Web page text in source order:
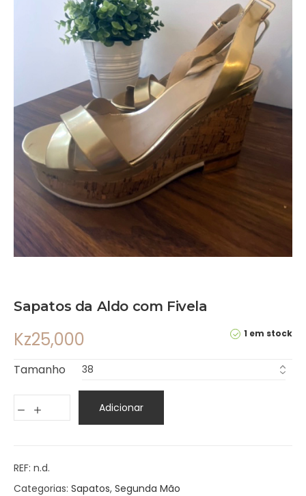
Sapatos da Aldo com Fivela
1 em stock
Kz25,000
Tamanho
Adicionar
REF: n.d.
Categorias: Sapatos, Segunda Mão